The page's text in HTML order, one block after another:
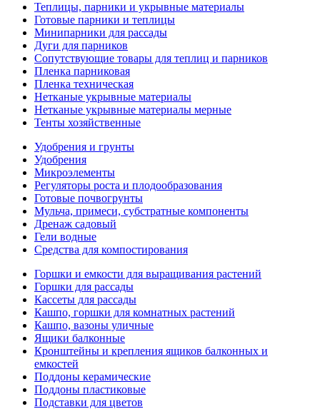
Теплицы, парники и укрывные материалы
Готовые парники и теплицы
Минипарники для рассады
Дуги для парников
Сопутствующие товары для теплиц и парников
Пленка парниковая
Пленка техническая
Нетканые укрывные материалы
Нетканые укрывные материалы мерные
Тенты хозяйственные
Удобрения и грунты
Удобрения
Микроэлементы
Регуляторы роста и плодообразования
Готовые почвогрунты
Мульча, примеси, субстратные компоненты
Дренаж садовый
Гели водные
Средства для компостирования
Горшки и емкости для выращивания растений
Горшки для рассады
Кассеты для рассады
Кашпо, горшки для комнатных растений
Кашпо, вазоны уличные
Ящики балконные
Кронштейны и крепления ящиков балконных и
емкостей
Поддоны керамические
Поддоны пластиковые
Подставки для цветов